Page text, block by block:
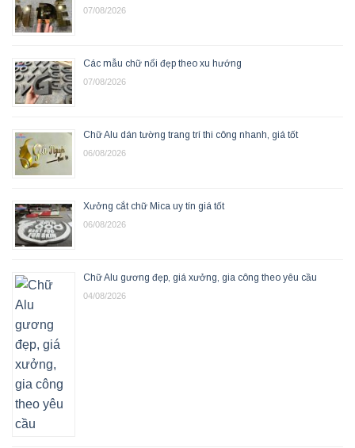
07/08/2026
Các mẫu chữ nổi đẹp theo xu hướng
07/08/2026
Chữ Alu dán tường trang trí thi công nhanh, giá tốt
06/08/2026
Xưởng cắt chữ Mica uy tín giá tốt
06/08/2026
Chữ Alu gương đẹp, giá xưởng, gia công theo yêu cầu
04/08/2026